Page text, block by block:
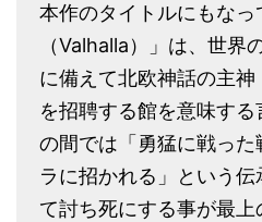
本作のタイトルにもなっ
（Valhalla）」は、世界
に備えて北欧神話の主
を招聘する館を意味す
の間では「勇猛に戦っ
ラに招かれる」という
て討ち死にする事が最